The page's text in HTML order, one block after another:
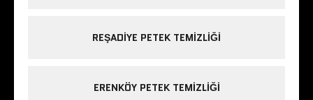
REŞADIYE PETEK TEMIZLIĞI
ERENKÖY PETEK TEMIZLIĞI